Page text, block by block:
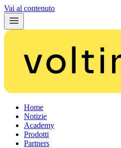
Vai al contenuto
Home
Notizie
Academy
Prodotti
Partners